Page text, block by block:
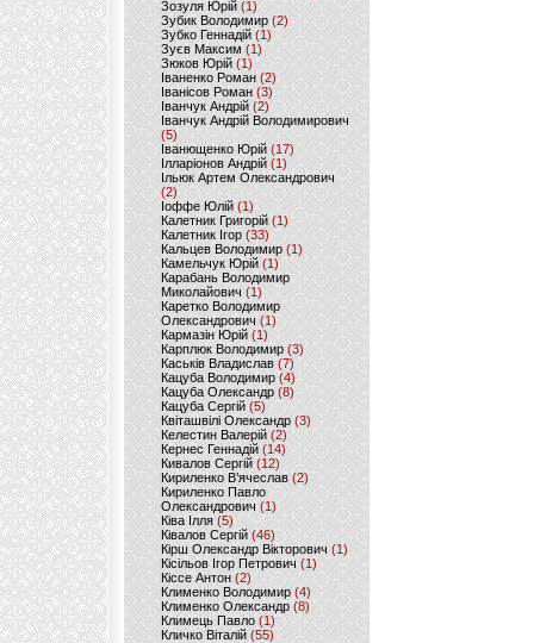
Зозуля Юрій (1)
Зубик Володимир (2)
Зубко Геннадій (1)
Зуєв Максим(1)
Зюков Юрій (1)
Іваненко Роман (2)
Іванісов Роман (3)
Іванчук Андрій(2)
Іванчук Андрій Володимирович
(5)
Іванющенко Юрій (17)
Ілларіонов Андрій (1)
Ільюк Артем Олександрович
(2)
Іоффе Юлій (1)
Калетник Григорій(1)
Калетник Ігор (33)
Кальцев Володимир(1)
Камельчук Юрій (1)
Карабань Володимир
Миколайович (1)
Каретко Володимир
Олександрович (1)
Кармазін Юрій(1)
Карплюк Володимир(3)
Каськів Владислав (7)
Кацуба Володимир (4)
Кацуба Олександр (8)
Кацуба Сергій (5)
Квіташвілі Олександр(3)
Келестин Валерій(2)
Кернес Геннадій (14)
Кивалов Сергій (12)
Кириленко В’ячеслав (2)
Кириленко Павло
Олександрович (1)
Ківа Ілля (5)
Ківалов Сергій(46)
Кірш Олександр Вікторович (1)
Кісільов Ігор Петрович (1)
Кіссе Антон (2)
Клименко Володимир(4)
Клименко Олександр (8)
Климець Павло (1)
Кличко Віталій(55)